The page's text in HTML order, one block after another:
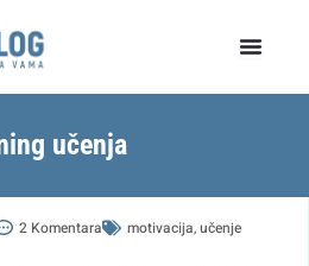
učenja
2 Komentara motivacija,učenje